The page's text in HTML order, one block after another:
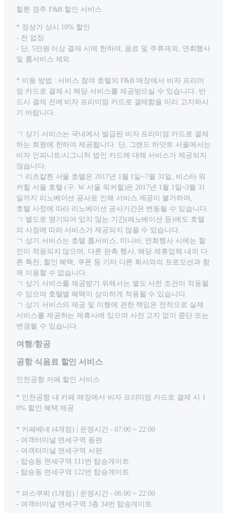
힐튼 경주 F&B 할인 서비스
* 정상가 상시 10% 할인
- 전 업장
- 단, 5만원 이상 결제 시에 한하며, 음료 및 주류제외, 연회행사
및 룸서비스 제외
* 이용 방법 : 서비스 참여 호텔의 F&B 매장에서 비자 프리미
엄 카드로 결제 시 해당 서비스를 제공받으실 수 있습니다. 반
드시 결제 전에 비자 프리미엄 카드로 결제함을 미리 고지하시
기 바랍니다.
ㄱ 상기 서비스는 국내에서 발급된 비자 프리미엄 카드로 결제
하는 회원에 한하여 제공됩니다. 단, 그랜드 하얏트 서울에서는
비자 인피니트/시그니처 법인 카드에 대해 서비스가 제공되지
않습니다.
ㄱ 리츠칼튼 서울 호텔은 2017년 1월 1일~7월 31일, 비스타 워
커힐 서울 호텔 (구. W 서울 워커힐)은 2017년 1월 1일~3월 31
일까지 리노베이션 공사로 인해 서비스 제공이 불가하며,
호텔 사정에 따라 리노베이션 공사기간은 변동될 수 있습니다.
ㄱ 별도로 명기되어 있지 않는 기간(레노베이션 등)에도 호텔
의 사정에 따라 서비스가 제공되지 않을 수 있습니다.
ㄱ 상기 서비스는 호텔 룸서비스, 미니바, 연회행사 시에는 할
인이 적용되지 않으며, 다른 판촉 행사, 해당 제휴업체 내의 다
른 특전, 할인 혜택, 쿠폰 등 기타 다른 회사와의 프로모션과 함
께 이용할 수 없습니다.
ㄱ 상기 서비스를 제공받기 위해서는 별도 사전 조건이 적용될
수 있으며 호텔별 혜택이 상이하게 적용될 수 있습니다.
ㄱ 상기 서비스의 제공 및 이행에 관한 책임은 전적으로 실제
서비스를 제공하는 제휴사에 있으며 사전 고지 없이 중단 또는
변경될 수 있습니다.
여행/항공
공항 식음료 할인 서비스
인천공항 카페 할인 서비스
* 인천공항 내 카페 매장에서 비자 프리미엄 카드로 결제 시 1
0% 할인 혜택 제공
* 카페베네 (4개점) | 운영시간 - 07:00 ~ 22:00
- 여객터미널 면세구역 동편
- 여객터미널 면세구역 서편
- 탑승동 면세구역 111번 탑승게이트
- 탑승동 면세구역 122번 탑승게이트
* 파스쿠찌 (1개점) | 운영시간 - 06:00 ~ 22:00
- 여객터미널 면세구역 3층 34번 탑승게이트